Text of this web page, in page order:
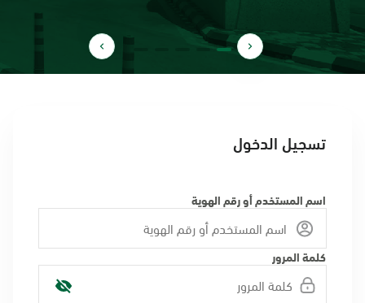
تسجيل الدخول
اسم المستخدم أو رقم الهوية
كلمة المرور